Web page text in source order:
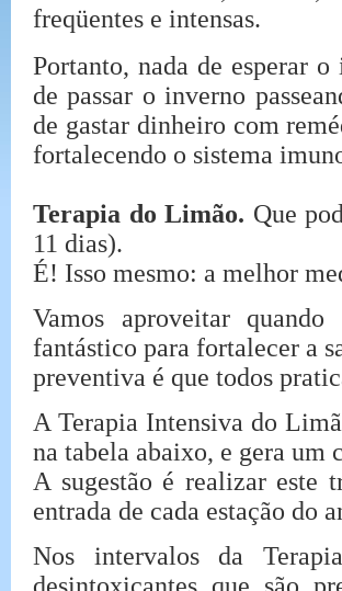
freqüentes e intensas.
Portanto, nada de esperar
de passar o inverno
de gastar dinheiro com
fortalecendo o sistema
Terapia do Limão. Que
11 dias).
É! Isso mesmo: a melhor
Vamos aproveitar
fantástico para fortalecer a
preventiva é que todos
A Terapia Intensiva do
na tabela abaixo, e gera um
A sugestão é realizar este
entrada de cada estação do
Nos intervalos da
desintoxicantes que são